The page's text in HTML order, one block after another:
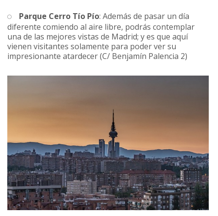
Parque Cerro Tío Pío: Además de pasar un día
diferente comiendo al aire libre, podrás contemplar
una de las mejores vistas de Madrid; y es que aquí
vienen visitantes solamente para poder ver su
impresionante atardecer (C/ Benjamín Palencia 2)